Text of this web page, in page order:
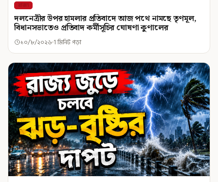
রাজ্য
দলনেত্রীর উপর হামলার প্রতিবাদে আজ পথে নামছে তৃণমূল,
বিধানসভাতেও প্রতিবাদ কর্মীসূচির ঘোষণা কুণালের
১০/৮/২০২৬ 1 মিনিট পড়া